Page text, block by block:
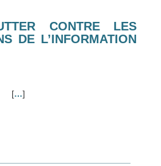
CONTRE LES
DE L’INFORMATION
[…]